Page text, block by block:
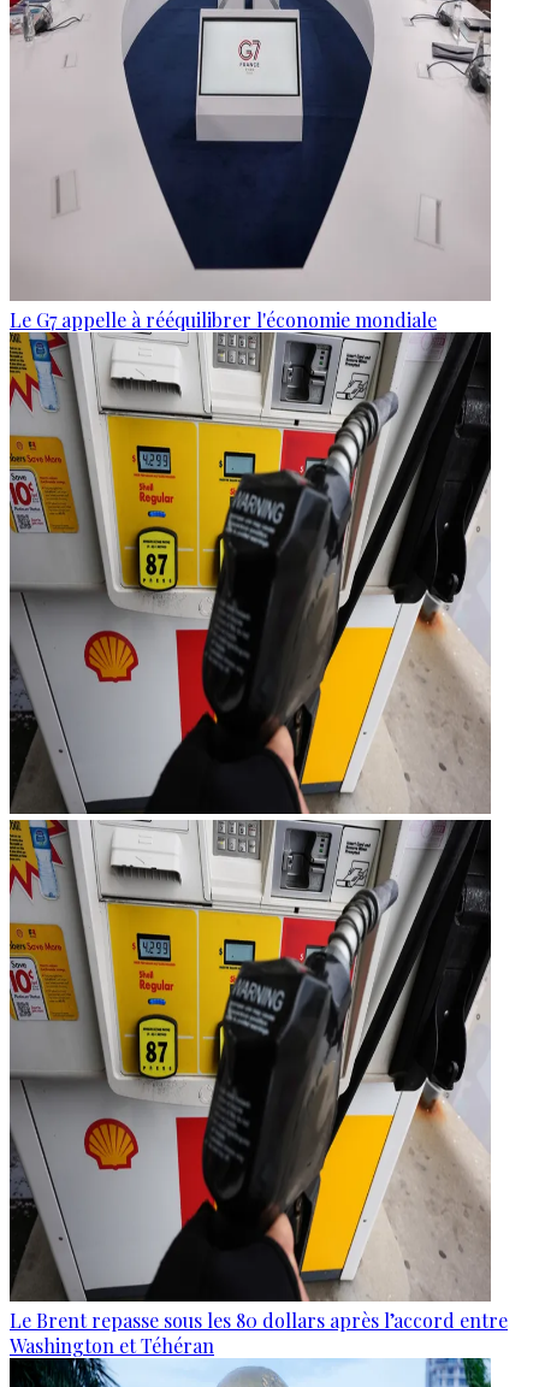
Le G7 appelle à rééquilibrer l'économie mondiale
Le Brent repasse sous les 80 dollars après l’accord entre
Washington et Téhéran